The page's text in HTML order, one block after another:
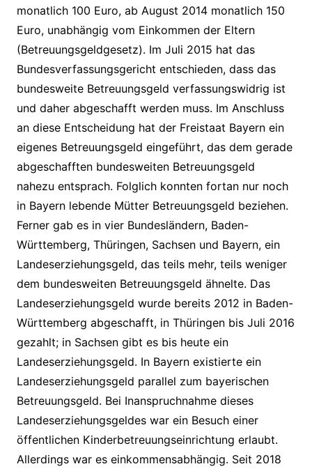
monatlich 100 Euro, ab August 2014 monatlich 150
Euro, unabhängig vom Einkommen der Eltern
(Betreuungsgeldgesetz). Im Juli 2015 hat das
Bundesverfassungsgericht entschieden, dass das
bundesweite Betreuungsgeld verfassungswidrig ist
und daher abgeschafft werden muss. Im Anschluss
an diese Entscheidung hat der Freistaat Bayern ein
eigenes Betreuungsgeld eingeführt, das dem gerade
abgeschafften bundesweiten Betreuungsgeld
nahezu entsprach. Folglich konnten fortan nur noch
in Bayern lebende Mütter Betreuungsgeld beziehen.
Ferner gab es in vier Bundesländern, Baden-
Württemberg, Thüringen, Sachsen und Bayern, ein
Landeserziehungsgeld, das teils mehr, teils weniger
dem bundesweiten Betreuungsgeld ähnelte. Das
Landeserziehungsgeld wurde bereits 2012 in Baden-
Württemberg abgeschafft, in Thüringen bis Juli 2016
gezahlt; in Sachsen gibt es bis heute ein
Landeserziehungsgeld. In Bayern existierte ein
Landeserziehungsgeld parallel zum bayerischen
Betreuungsgeld. Bei Inanspruchnahme dieses
Landeserziehungsgeldes war ein Besuch einer
öffentlichen Kinderbetreuungseinrichtung erlaubt.
Allerdings war es einkommensabhängig. Seit 2018